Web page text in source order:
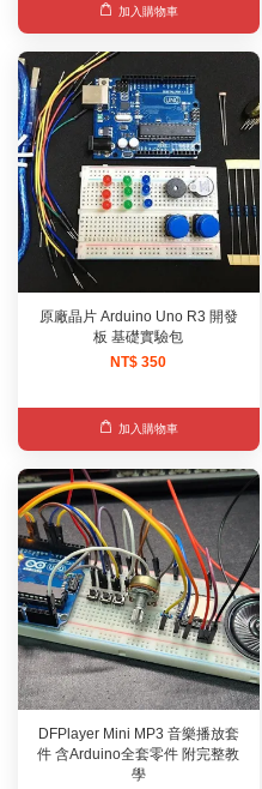
加入購物車
原廠晶片 Arduino Uno R3 開發
板 基礎實驗包
NT$ 350
加入購物車
DFPlayer Mini MP3 音樂播放套
件 含Arduino全套零件 附完整教
學